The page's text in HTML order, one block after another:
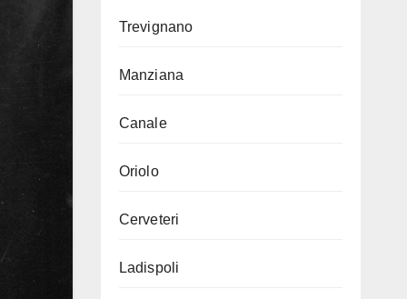
Trevignano
Manziana
Canale
Oriolo
Cerveteri
Ladispoli